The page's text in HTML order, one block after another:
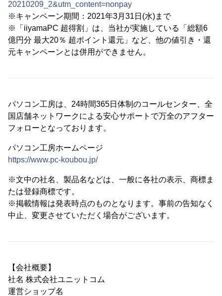
20210209_2&utm_content=nonpay
※キャンペーン期間：2021年3月31日(水)まで
※「iiyamaPC 超得割」は、当社が実施している「総額6
億円分 最大20％ 超ポイント還元」など、他の値引き・還
元キャンペーンとは併用ができません。
パソコン工房は、24時間365日体制のコールセンター、全
国店舗ネットワークによる安心サポートで万全のアフター
フォローとなっております。
パソコン工房ホームページ
https://www.pc-koubou.jp/
※文中の社名、製品名などは、一般に各社の表示、商標ま
たは登録商標です。
※掲載情報は発表時点のものとなります。事前の告知なく
中止、変更させていただく場合がございます。
【会社概要】
社名 株式会社ユニットコム
運営ショップ名